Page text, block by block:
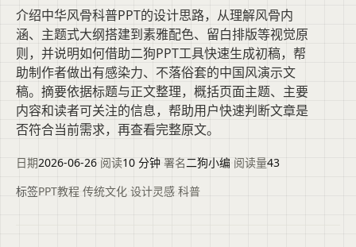
介绍中华风骨科普PPT的设计思路，从理解风骨内
涵、主题式大纲搭建到素雅配色、留白排版等视觉原
则，并说明如何借助二狗PPT工具快速生成初稿，帮
助制作者做出有感染力、不落俗套的中国风演示文
稿。摘要依据标题与正文整理，概括页面主题、主要
内容和读者可关注的信息，帮助用户快速判断文章是
否符合当前需求，再查看完整原文。
日期2026-06-26 阅读10 分钟 署名二狗小编 阅读量43
标签PPT教程 传统文化 设计灵感 科普